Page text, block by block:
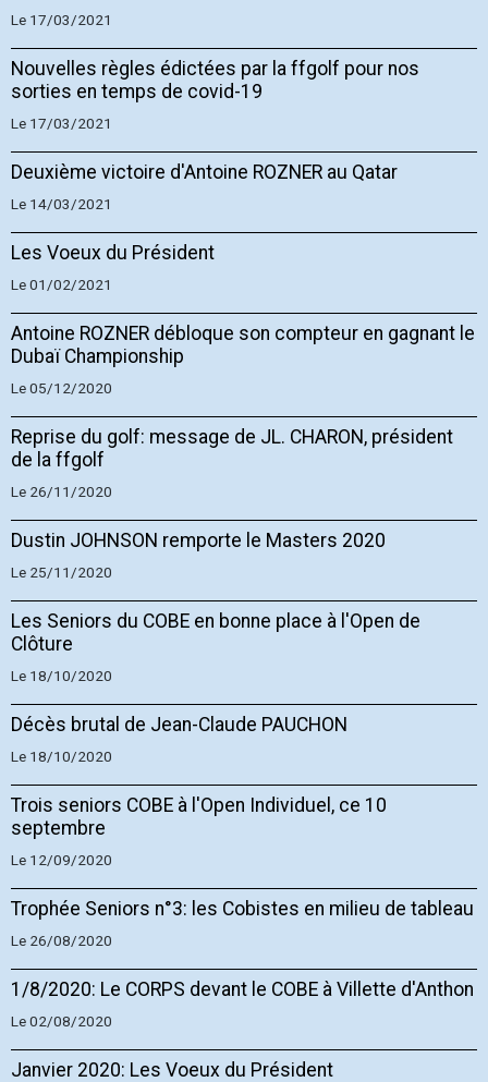
Le 17/03/2021
Nouvelles règles édictées par la ffgolf pour nos
sorties en temps de covid-19
Le 17/03/2021
Deuxième victoire d'Antoine ROZNER au Qatar
Le 14/03/2021
Les Voeux du Président
Le 01/02/2021
Antoine ROZNER débloque son compteur en gagnant le
Dubaï Championship
Le 05/12/2020
Reprise du golf: message de JL. CHARON, président
de la ffgolf
Le 26/11/2020
Dustin JOHNSON remporte le Masters 2020
Le 25/11/2020
Les Seniors du COBE en bonne place à l'Open de
Clôture
Le 18/10/2020
Décès brutal de Jean-Claude PAUCHON
Le 18/10/2020
Trois seniors COBE à l'Open Individuel, ce 10
septembre
Le 12/09/2020
Trophée Seniors n°3: les Cobistes en milieu de tableau
Le 26/08/2020
1/8/2020: Le CORPS devant le COBE à Villette d'Anthon
Le 02/08/2020
Janvier 2020: Les Voeux du Président